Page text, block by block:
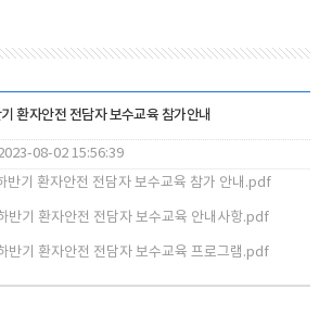
환자안전 전담자 보수교육 참가안내
08-02 15:56:39
반기 환자안전 전담자 보수교육 참가 안내.pdf
반기 환자안전 전담자 보수교육 안내사항.pdf
반기 환자안전 전담자 보수교육 프로그램.pdf